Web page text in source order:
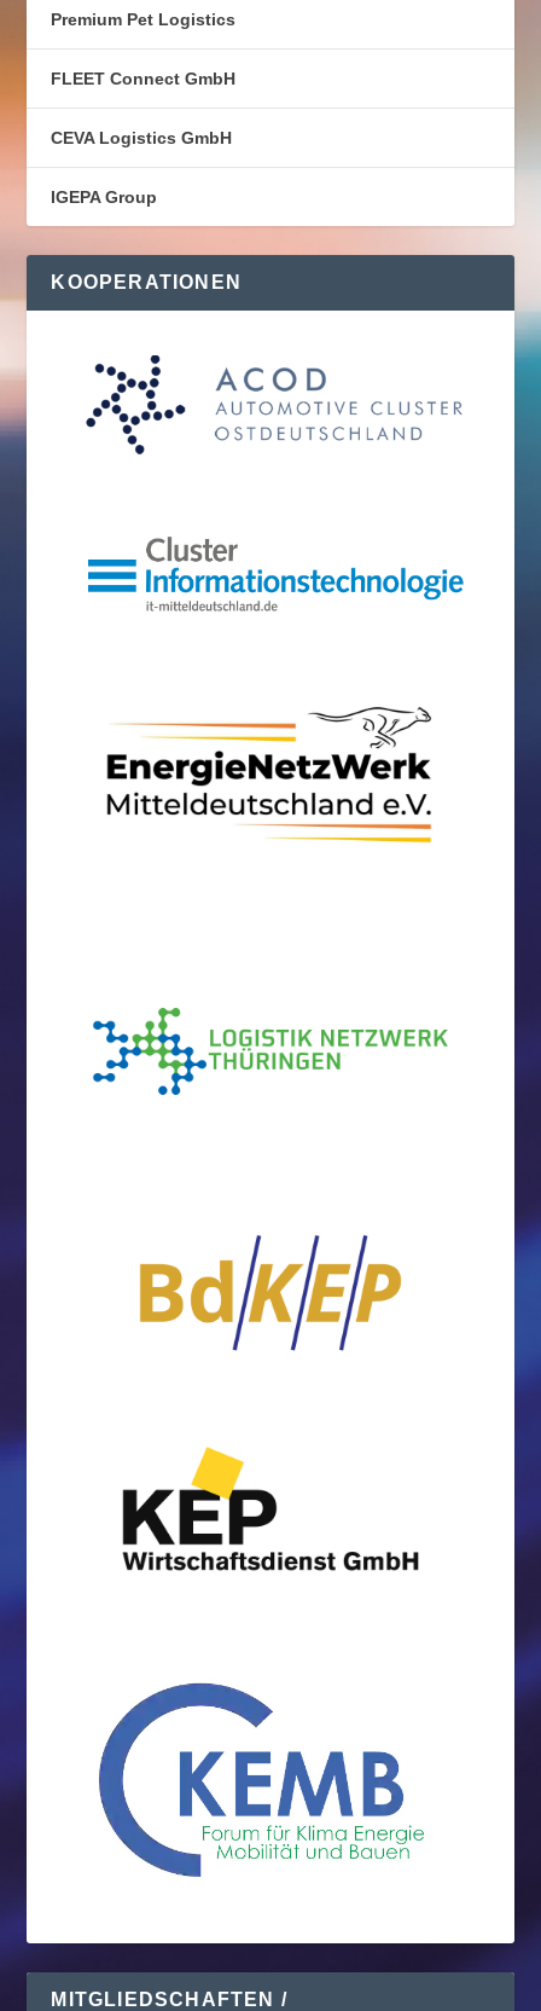
Premium Pet Logistics
FLEET Connect GmbH
CEVA Logistics GmbH
IGEPA Group
KOOPERATIONEN
MITGLIEDSCHAFTEN /